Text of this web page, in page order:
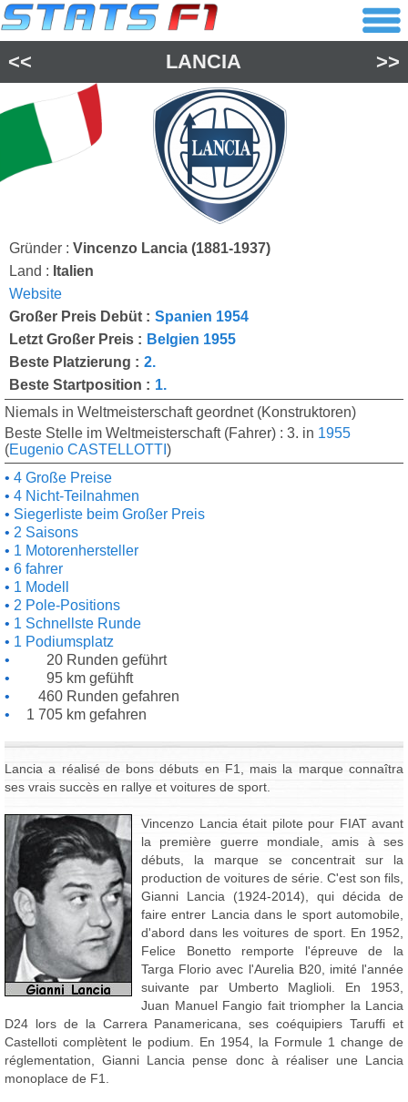
<< LANCIA >>
Gründer : Vincenzo Lancia (1881-1937)
Land : Italien
Website
Großer Preis Debüt : Spanien 1954
Letzt Großer Preis : Belgien 1955
Beste Platzierung : 2.
Beste Startposition : 1.
Niemals in Weltmeisterschaft geordnet (Konstruktoren)
Beste Stelle im Weltmeisterschaft (Fahrer) : 3. in 1955
(Eugenio CASTELLOTTI )
4 Große Preise
4 Nicht-Teilnahmen
Siegerliste beim Großer Preis
2 Saisons
1 Motorenhersteller
6 fahrer
1 Modell
2 Pole-Positions
1 Schnellste Runde
1 Podiumsplatz
20 Runden geführt
95 km gefühft
460 Runden gefahren
1 705 km gefahren
Lancia a réalisé de bons débuts en F1, mais la marque connaîtra
ses vrais succès en rallye et voitures de sport.
Vincenzo Lancia était pilote pour FIAT avant
la première guerre mondiale, amis à ses
débuts, la marque se concentrait sur la
production de voitures de série. C'est son fils,
Gianni Lancia (1924-2014), qui décida de
faire entrer Lancia dans le sport automobile,
d'abord dans les voitures de sport. En 1952,
Felice Bonetto remporte l'épreuve de la
Targa Florio avec l'Aurelia B20, imité l'année
suivante par Umberto Maglioli. En 1953,
Juan Manuel Fangio fait triompher la Lancia
D24 lors de la Carrera Panamericana, ses coéquipiers Taruffi et
Castelloti complètent le podium. En 1954, la Formule 1 change de
réglementation, Gianni Lancia pense donc à réaliser une Lancia
monoplace de F1.